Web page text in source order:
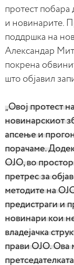
протест побара
и новинарите.
поддршка на
Александар
покрена
што објавил
„Овој протест
новинарскиот
апсење и
порачаме.
ОЈО, во
претрес за
методите на
предистраги и
новинари кои
владејачка
прави ОЈО. Ова